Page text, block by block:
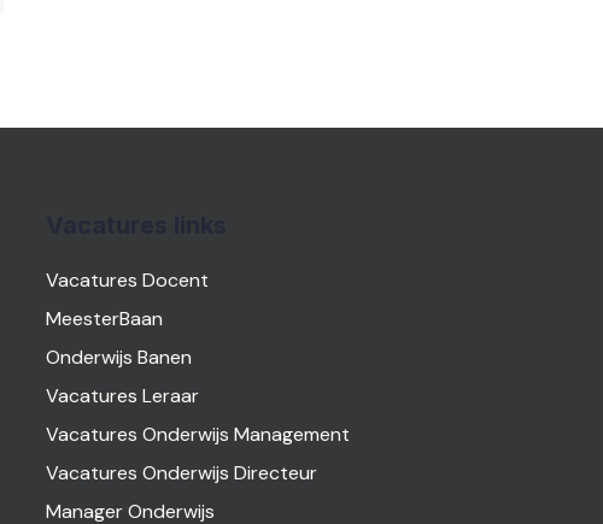
Vacatures Docent
MeesterBaan
Onderwijs Banen
Vacatures Leraar
Vacatures Onderwijs Management
Vacatures Onderwijs Directeur
Manager Onderwijs